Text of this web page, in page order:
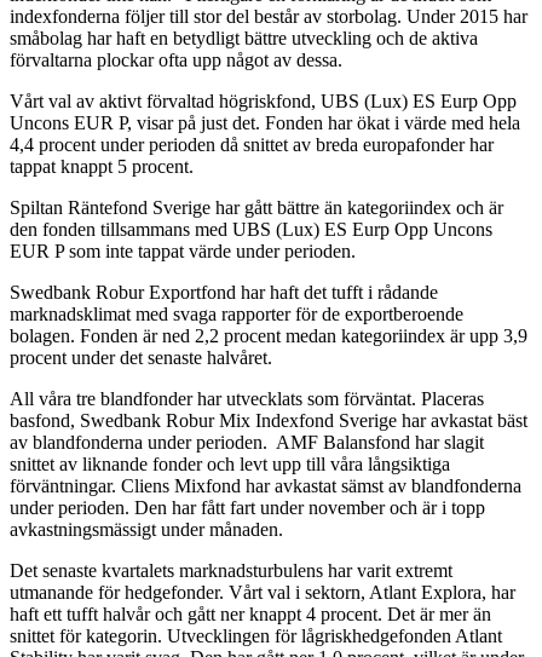
indexfonderna följer till stor del består av storbolag. Under 2015 har
småbolag har haft en betydligt bättre utveckling och de aktiva
förvaltarna plockar ofta upp något av dessa.
Vårt val av aktivt förvaltad högriskfond, UBS (Lux) ES Eurp Opp
Uncons EUR P, visar på just det. Fonden har ökat i värde med hela
4,4 procent under perioden då snittet av breda europafonder har
tappat knappt 5 procent.
Spiltan Räntefond Sverige har gått bättre än kategoriindex och är
den fonden tillsammans med UBS (Lux) ES Eurp Opp Uncons
EUR P som inte tappat värde under perioden.
Swedbank Robur Exportfond har haft det tufft i rådande
marknadsklimat med svaga rapporter för de exportberoende
bolagen. Fonden är ned 2,2 procent medan kategoriindex är upp 3,9
procent under det senaste halvåret.
All våra tre blandfonder har utvecklats som förväntat. Placeras
basfond, Swedbank Robur Mix Indexfond Sverige har avkastat bäst
av blandfonderna under perioden. AMF Balansfond har slagit
snittet av liknande fonder och levt upp till våra långsiktiga
förväntningar. Cliens Mixfond har avkastat sämst av blandfonderna
under perioden. Den har fått fart under november och är i topp
avkastningsmässigt under månaden.
Det senaste kvartalets marknadsturbulens har varit extremt
utmanande för hedgefonder. Vårt val i sektorn, Atlant Explora, har
haft ett tufft halvår och gått ner knappt 4 procent. Det är mer än
snittet för kategorin. Utvecklingen för lågriskhedgefonden Atlant